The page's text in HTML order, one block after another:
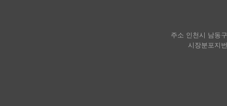
주소 인천시 남동
시장분포지